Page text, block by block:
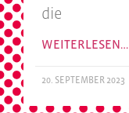
die
WEITERLESEN…
20. SEPTEMBER 2023